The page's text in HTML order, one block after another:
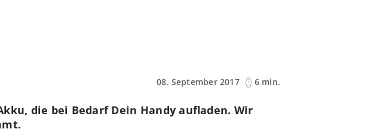
08. September 2017
6 min.
die bei Bedarf Dein Handy aufladen. Wir